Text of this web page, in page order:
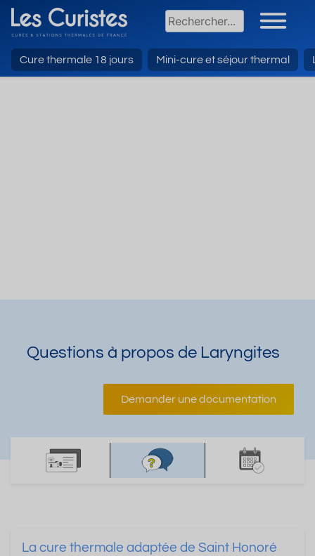
Cure thermale 18 jours Mini-cure et séjour thermal
Questions à propos de Laryngites
Demander une documentation
La cure thermale adaptée de Saint Honoré